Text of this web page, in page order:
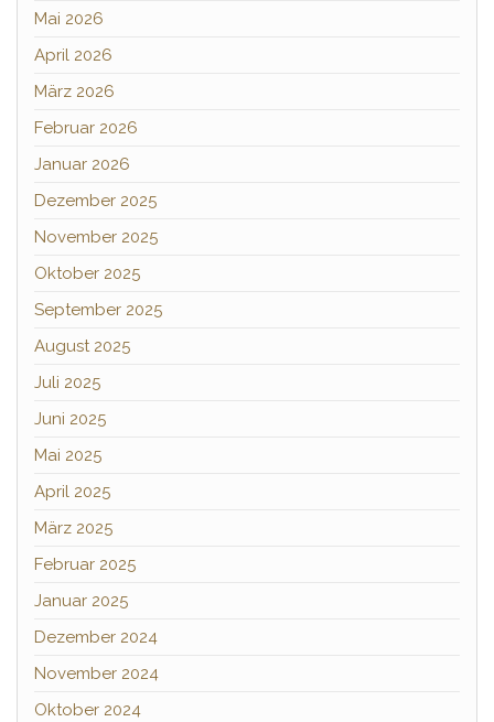
Mai 2026
April 2026
März 2026
Februar 2026
Januar 2026
Dezember 2025
November 2025
Oktober 2025
September 2025
August 2025
Juli 2025
Juni 2025
Mai 2025
April 2025
März 2025
Februar 2025
Januar 2025
Dezember 2024
November 2024
Oktober 2024